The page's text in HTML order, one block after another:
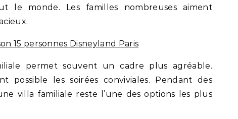
le monde. Les familles nombreuses aiment
15 personnes Disneyland Paris
permet souvent un cadre plus agréable.
possible les soirées conviviales. Pendant des
villa familiale reste l’une des options les plus